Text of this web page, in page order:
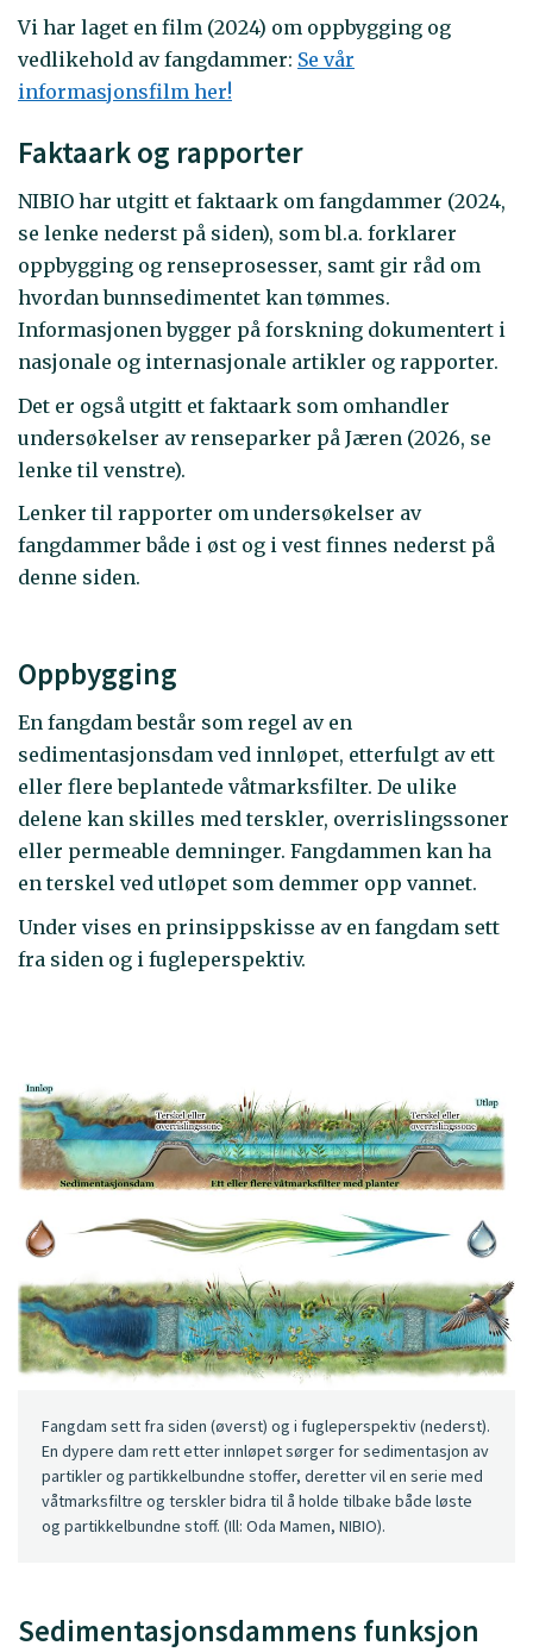
Vi har laget en film (2024) om oppbygging og
vedlikehold av fangdammer: Se vår
informasjonsfilm her!
Faktaark og rapporter
NIBIO har utgitt et faktaark om fangdammer (2024,
se lenke nederst på siden), som bl.a. forklarer
oppbygging og renseprosesser, samt gir råd om
hvordan bunnsedimentet kan tømmes.
Informasjonen bygger på forskning dokumentert i
nasjonale og internasjonale artikler og rapporter.
Det er også utgitt et faktaark som omhandler
undersøkelser av renseparker på Jæren (2026, se
lenke til venstre).
Lenker til rapporter om undersøkelser av
fangdammer både i øst og i vest finnes nederst på
denne siden.
Oppbygging
En fangdam består som regel av en
sedimentasjonsdam ved innløpet, etterfulgt av ett
eller flere beplantede våtmarksfilter. De ulike
delene kan skilles med terskler, overrislingssoner
eller permeable demninger. Fangdammen kan ha
en terskel ved utløpet som demmer opp vannet.
Under vises en prinsippskisse av en fangdam sett
fra siden og i fugleperspektiv.
Fangdam sett fra siden (øverst) og i fugleperspektiv (nederst).
En dypere dam rett etter innløpet sørger for sedimentasjon av
partikler og partikkelbundne stoffer, deretter vil en serie med
våtmarksfiltre og terskler bidra til å holde tilbake både løste
og partikkelbundne stoff. (Ill: Oda Mamen, NIBIO).
Sedimentasjonsdammens funksjon